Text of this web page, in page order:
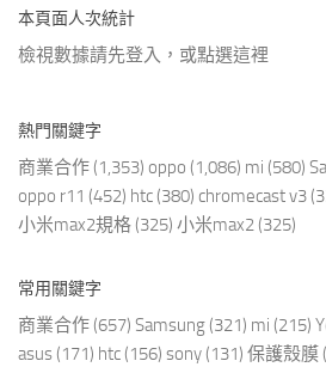
本頁面人次統計
檢視數據請先登入，或點選這裡
熱門關鍵字
商業合作 (1,353) oppo (1,086) mi (580)
oppo r11 (452) htc (380) chromecast v3
小米max2規格 (325) 小米max2 (325)
常用關鍵字
商業合作 (657) Samsung (321) mi (215)
asus (171) htc (156) sony (131) 保護殼膜